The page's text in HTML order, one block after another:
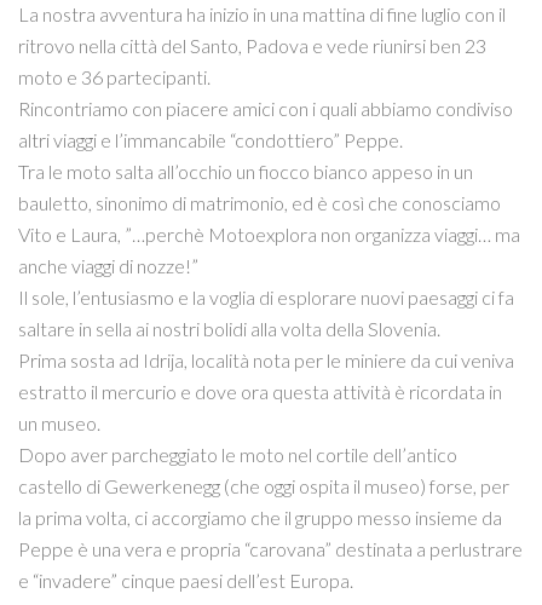
La nostra avventura ha inizio in una mattina di fine luglio con il
ritrovo nella città del Santo, Padova e vede riunirsi ben 23
moto e 36 partecipanti.
Rincontriamo con piacere amici con i quali abbiamo condiviso
altri viaggi e l’immancabile “condottiero” Peppe.
Tra le moto salta all’occhio un fiocco bianco appeso in un
bauletto, sinonimo di matrimonio, ed è così che conosciamo
Vito e Laura, ”…perchè Motoexplora non organizza viaggi… ma
anche viaggi di nozze!”
Il sole, l’entusiasmo e la voglia di esplorare nuovi paesaggi ci fa
saltare in sella ai nostri bolidi alla volta della Slovenia.
Prima sosta ad Idrija, località nota per le miniere da cui veniva
estratto il mercurio e dove ora questa attività è ricordata in
un museo.
Dopo aver parcheggiato le moto nel cortile dell’antico
castello di Gewerkenegg (che oggi ospita il museo) forse, per
la prima volta, ci accorgiamo che il gruppo messo insieme da
Peppe è una vera e propria “carovana” destinata a perlustrare
e “invadere” cinque paesi dell’est Europa.